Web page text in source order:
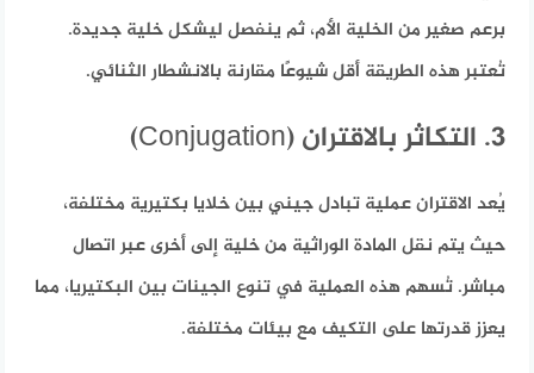
برعم صغير من الخلية الأم، ثم ينفصل ليشكل خلية جديدة.
تُعتبر هذه الطريقة أقل شيوعًا مقارنة بالانشطار الثنائي.
3. التكاثر بالاقتران (Conjugation)
يُعد الاقتران عملية تبادل جيني بين خلايا بكتيرية مختلفة،
حيث يتم نقل المادة الوراثية من خلية إلى أخرى عبر اتصال
مباشر. تُسهم هذه العملية في تنوع الجينات بين البكتيريا، مما
يعزز قدرتها على التكيف مع بيئات مختلفة.